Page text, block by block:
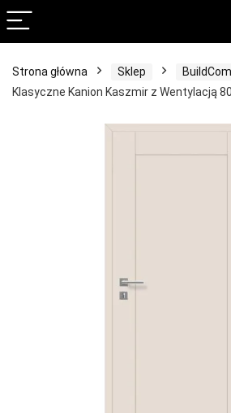
Strona główna Sklep
Klasyczne Kanion Kaszmir z Wentylacją